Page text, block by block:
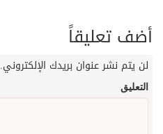
أضف تعليقاً
لن يتم نشر عنوان بريدك الإلكتروني.
التعليق